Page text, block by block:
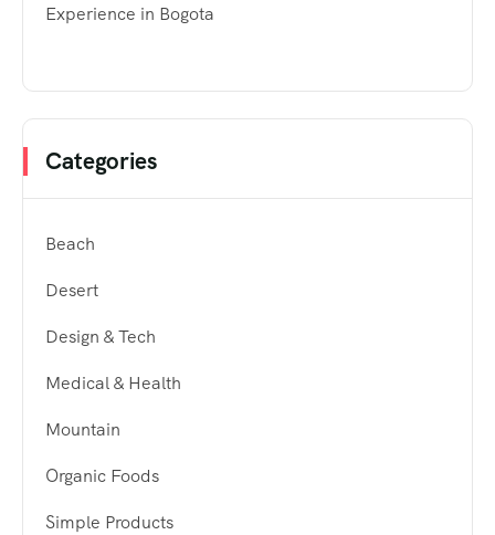
Experience in Bogota
Categories
Beach
Desert
Design & Tech
Medical & Health
Mountain
Organic Foods
Simple Products